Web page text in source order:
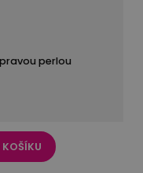
perlou
KOŠÍKU